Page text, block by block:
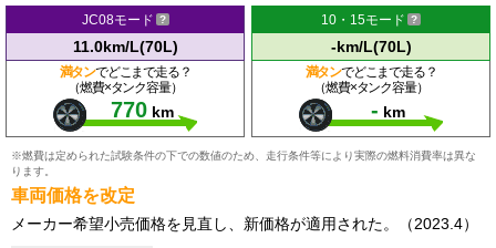
JC08モード
11.0km/L(70L)
満タンでどこまで走る？
（燃費×タンク容量）
770 km
10・15モード
-km/L(70L)
満タンでどこまで走る？
（燃費×タンク容量）
- km
※燃費は定められた試験条件の下での数値のため、走行条件等により実際の燃料消費率は異な
ります。
車両価格を改定
メーカー希望小売価格を見直し、新価格が適用された。（2023.4）